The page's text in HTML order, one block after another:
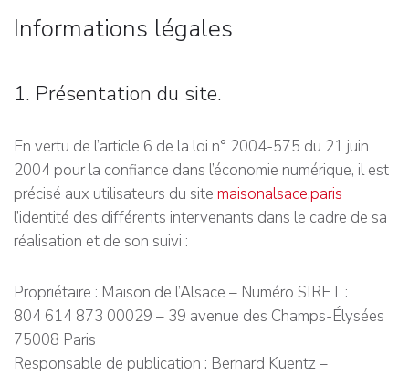
Informations légales
1. Présentation du site.
En vertu de l’article 6 de la loi n° 2004-575 du 21 juin
2004 pour la confiance dans l’économie numérique, il est
précisé aux utilisateurs du site maisonalsace.paris
l’identité des différents intervenants dans le cadre de sa
réalisation et de son suivi :
Propriétaire : Maison de l’Alsace – Numéro SIRET :
804 614 873 00029 – 39 avenue des Champs-Élysées
75008 Paris
Responsable de publication : Bernard Kuentz –